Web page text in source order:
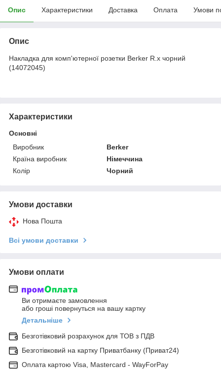
Опис Характеристики Доставка Оплата Умови
Опис
Накладка для комп'ютерної розетки Berker R.x чорний
(14072045)
Характеристики
Основні
Виробник
Berker
Країна виробник
Німеччина
Колір
Чорний
Умови доставки
Нова Пошта
Всі умови доставки
Умови оплати
Ви отримаєте замовлення
або гроші повернуться на вашу картку
Детальніше
Безготівковий розрахунок для ТОВ з ПДВ
Безготівковий на картку Приватбанку (Приват24)
Оплата картою Visa, Mastercard - WayForPay